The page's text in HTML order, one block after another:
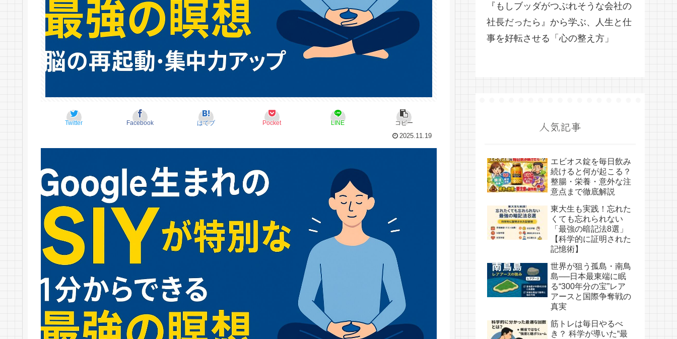
Twitter Facebook はてブ Pocket LINE
コピー
2025.11.19
『もしブッダがつぶれそうな会社の
社長だったら』から学ぶ、人生と仕
事を好転させる「心の整え方」
人気記事
エビオス錠を毎日飲み
続けると何が起こる？
整腸・栄養・意外な注
意点まで徹底解説
東大生も実践！忘れた
くても忘れられない
「最強の暗記法8選」
【科学的に証明された
記憶術】
世界が狙う孤島・南鳥
島──日本最東端に眠
る“300年分の宝”レア
アースと国際争奪戦の
真実
筋トレは毎日やるべ
き？ 科学が導いた“最